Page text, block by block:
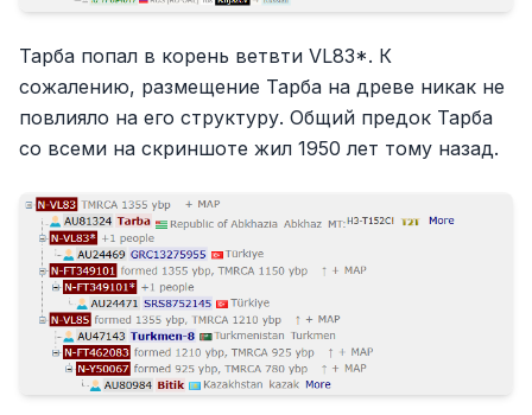
Тарба попал в корень ветвти VL83*. К
сожалению, размещение Тарба на древе никак не
повлияло на его структуру. Общий предок Тарба
со всеми на скриншоте жил 1950 лет тому назад.